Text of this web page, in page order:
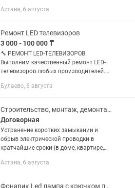
аппарат для полипропиленовых труб
Идеальный...
Астана, 6 августа
Ремонт LED телевизоров
3 000 - 100 000 ₸
🔧 РЕМОНТ LED-ТЕЛЕВИЗОРОВ
Выполним качественный ремонт LED-
телевизоров любых производителей. ✅
Ремонт и замена материнских плат ✅
Булаево, 6 августа
Строительство, монтаж, демонтаж ВЛ 0,4 кВ - 10 кВ КЛ 0,4 кВ - 10 кВ Установ
Договорная
Устранение коротких замыкании и
обрыв электрической проводки в
кратчайшие сроки (в доме, квартире,
проводки с нуля или замена со старой
Астана, 6 августа
Фонарик Led лампа с крючком перезаряжаемая кемпинговый фонарь освещение